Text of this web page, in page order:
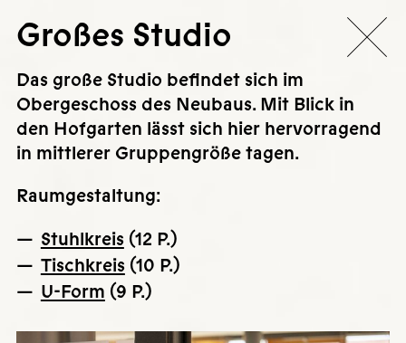
Großes Studio
Das große Studio befindet sich im
Obergeschoss des Neubaus. Mit Blick in
den Hofgarten lässt sich hier hervorragend
in mittlerer Gruppengröße tagen.
Raumgestaltung:
Stuhlkreis(12 P.)
Tischkreis(10 P.)
U-Form (9 P.)